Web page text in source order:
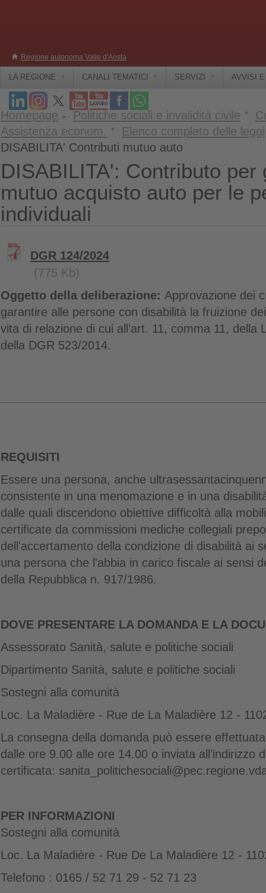
Regione autonoma Valle d'Aosta
LA REGIONE CANALI TEMATICI SERVIZI AVVISI
Homepage Politiche sociali e invalidità civile
Assistenza econom.
Elenco completo delle leggi
DISABILITA' Contributi mutuo auto
DISABILITA': Contributo
mutuo acquisto auto per le
individuali
DGR 124/2024
(775 Kb)
Oggetto della deliberazione: Approvazione dei
garantire alle persone con disabilità la fruizione
vita di relazione di cui all’art. 11, comma 11, della
della DGR 523/2014.
REQUISITI
Essere una persona, anche
consistente in una menomazione e in una
dalle quali discendono obiettive difficoltà alla
certificate da commissioni mediche collegiali
dell'accertamento della condizione di disabilità ai
una persona che l'abbia in carico fiscale ai sensi
della Repubblica n. 917/1986.
DOVE PRESENTARE LA DOMANDA E LA
Assessorato Sanità, salute e politiche sociali
Dipartimento Sanità, salute e politiche sociali
Sostegni alla comunità
Loc. La Maladière - Rue de La Maladière 12 -
La consegna della domanda può essere
dalle ore 9.00 alle ore 14.00 o inviata all’indirizzo
certificata:
PER INFORMAZIONI
Sostegni alla comunità
Loc. La Maladière - Rue De La Maladière 12 -
Telefono : 0165 / 52 71 29 - 52 71 23